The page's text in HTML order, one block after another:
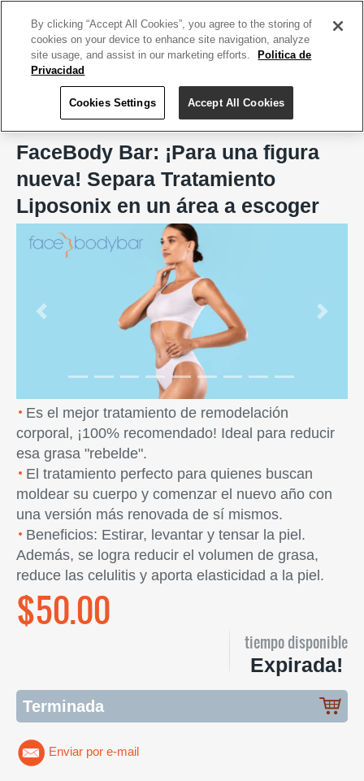
FaceBody Bar, San Juan
FaceBody Bar: ¡Para una figura
nueva! Separa Tratamiento
Liposonix en un área a escoger
Previous Next
Es el mejor tratamiento de remodelación
corporal, ¡100% recomendado! Ideal para reducir
esa grasa "rebelde".
El tratamiento perfecto para quienes buscan
moldear su cuerpo y comenzar el nuevo año con
una versión más renovada de sí mismos.
Beneficios: Estirar, levantar y tensar la piel.
Además, se logra reducir el volumen de grasa,
reduce las celulitis y aporta elasticidad a la piel.
$50.00
tiempo disponible
Expirada!
Terminada
Enviar por e-mail
By clicking “Accept All Cookies”, you agree to the storing of
cookies on your device to enhance site navigation, analyze
site usage, and assist in our marketing efforts.
Politica de
Privacidad
Cookies Settings Accept All Cookies